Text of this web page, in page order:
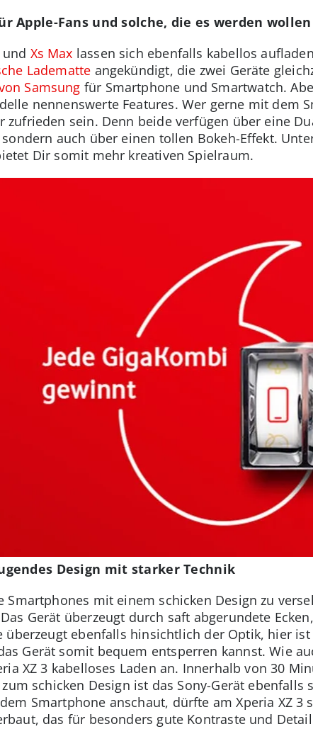
Apple-Fans und solche, die es werden wollen
und Xs Max lassen sich ebenfalls kabellos
Ladematte angekündigt, die zwei Geräte
Samsung für Smartphone und Smartwatch.
nennenswerte Features. Wer gerne mit dem
zufrieden sein. Denn beide verfügen über eine
auch über einen tollen Bokeh-Effekt.
Dir somit mehr kreativen Spielraum.
Design mit starker Technik
Smartphones mit einem schicken Design zu
Gerät überzeugt durch saft abgerundete
überzeugt ebenfalls hinsichtlich der Optik, hier
Gerät somit bequem entsperren kannst. Wie
XZ 3 kabelloses Laden an. Innerhalb von 30
schicken Design ist das Sony-Gerät ebenfalls
Smartphone anschaut, dürfte am Xperia XZ 3
das für besonders gute Kontraste und